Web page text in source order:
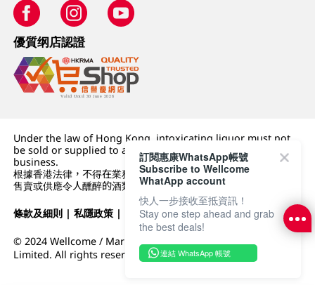
優質纲店認證
Under the law of Hong Kong, intoxicating liquor must not
be sold or supplied to a minor (under 18) in the course of
business.
根據香港法律，不得在業務過程中，向未成年人 (18 歲以下人士)
售賣或供應令人醺醉的酒類。
條款及細則 |私隱政策 | DFI零售集團
© 2024 Wellcome / Market Place. The Dairy Farm Company
Limited. All rights reserved.
訂閱惠康WhatsApp帳號
Subscribe to Wellcome
WhatApp account
快人一步接收至抵資訊！
Stay one step ahead and grab
the best deals!
連結 WhatsApp 帳號